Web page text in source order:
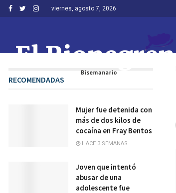
viernes, agosto 7, 2026
RECOMENDADAS
Mujer fue detenida con
más de dos kilos de
cocaína en Fray Bentos
HACE 3 SEMANAS
Joven que intentó
abusar de una
adolescente fue